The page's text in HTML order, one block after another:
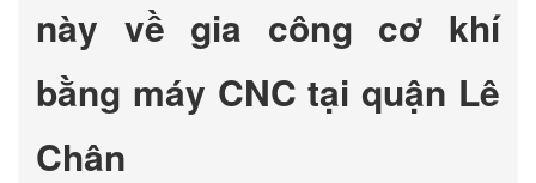
này về gia công cơ khí
bằng máy CNC tại quận Lê
Chân